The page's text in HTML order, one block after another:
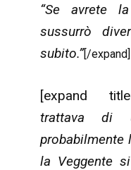
“Se avrete
sussurrò
subito.”[/expand]
[expand
trattava di
probabilmente
la Veggente